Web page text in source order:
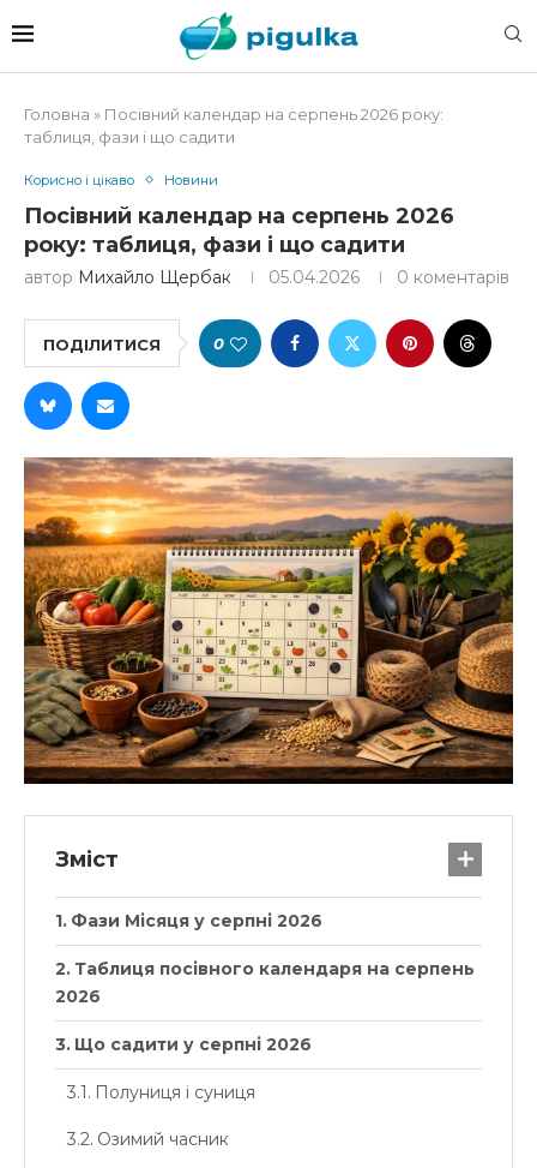
Головна » Посівний календар на серпень 2026 року:
таблиця, фази і що садити
Корисно і цікаво Новини
Посівний календар на серпень 2026
року: таблиця, фази і що садити
автор Михайло Щербак 05.04.2026 0 коментарів
ПОДІЛИТИСЯ 0
Зміст
Фази Місяця у серпні 2026
Таблиця посівного календаря на серпень
2026
Що садити у серпні 2026
Полуниця і суниця
Озимий часник